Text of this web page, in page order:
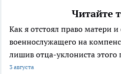
Читайте
Как я отстоял право матери
военнослужащего на
лишив отца-уклониста этого
3 августа